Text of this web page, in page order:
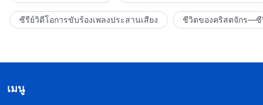
ซีรีย์วิดีโอการขับร้องเพลงประสานเสียง ชีวิตของคริสตจักร—ซี
เมนู